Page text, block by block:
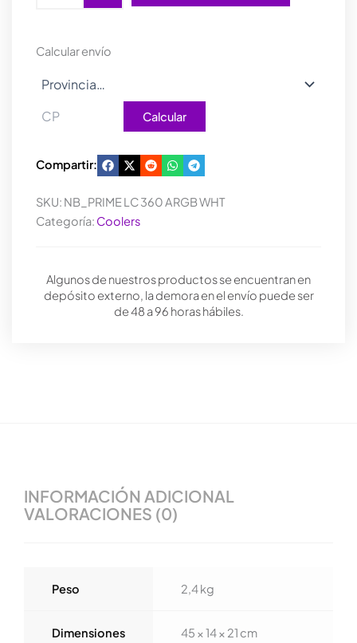
ARGB
WHITE
Calcular envío
Calcular
Compartir:
SKU: NB_PRIME LC 360 ARGB WHT
Categoría: Coolers
Algunos de nuestros productos se encuentran en
depósito externo, la demora en el envío puede ser
de 48 a 96 horas hábiles.
INFORMACIÓN ADICIONAL
VALORACIONES (0)
Peso 2,4 kg
Dimensiones 45 × 14 × 21 cm